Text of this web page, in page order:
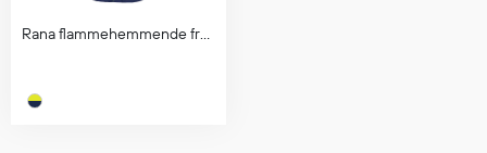
Rana flammehemmende frakk